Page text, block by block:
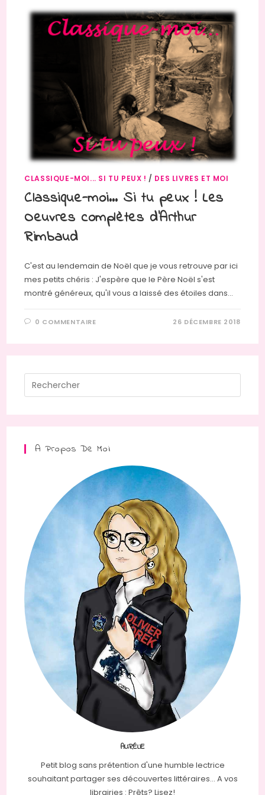
CLASSIQUE-MOI... SI TU PEUX ! / DES LIVRES ET MOI
Classique-moi… Si tu peux ! Les
Oeuvres complètes d’Arthur
Rimbaud
C'est au lendemain de Noël que je vous retrouve par ici
mes petits chéris : J'espère que le Père Noël s'est
montré généreux, qu'il vous a laissé des étoiles dans…
0 COMMENTAIRE 26 DÉCEMBRE 2018
A Propos De Moi
AURÉLIE
Petit blog sans prétention d'une humble lectrice
souhaitant partager ses découvertes littéraires... A vos
librairies : Prêts? Lisez!